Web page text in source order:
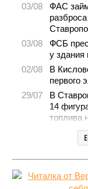
03/08
ФАС
03/08
ФСБ
у здания
02/08
В
первого
29/07
В
14
топлива
СКФО
28/07
на